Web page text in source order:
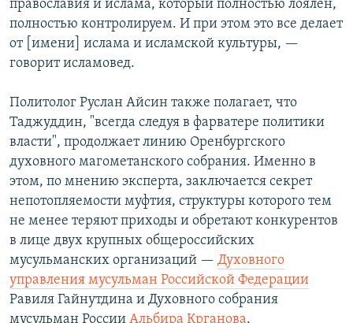
православия и ислама, который полностью лоялен,
полностью контролируем. И при этом это все делает
от [имени] ислама и исламской культуры, —
говорит исламовед.
Политолог Руслан Айсин также полагает, что
Таджуддин, "всегда следуя в фарватере политики
власти", продолжает линию Оренбургского
духовного магометанского собрания. Именно в
этом, по мнению эксперта, заключается секрет
непотопляемости муфтия, структуры которого тем
не менее теряют приходы и обретают конкурентов
в лице двух крупных общероссийских
мусульманских организаций — Духовного
управления мусульман Российской Федерации
Равиля Гайнутдина и Духовного собрания
мусульман России Альбира Крганова.